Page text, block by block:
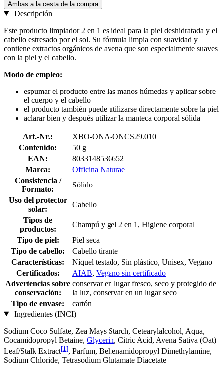
Ambas a la cesta de la compra
Descripción
Este producto limpiador 2 en 1 es ideal para la piel deshidratada y el
cabello estresado por el sol. Su fórmula limpia con suavidad y
contiene extractos orgánicos de avena que son especialmente suaves
con la piel y el cabello.
Modo de empleo:
espumar el producto entre las manos húmedas y aplicar sobre
el cuerpo y el cabello
el producto también puede utilizarse directamente sobre la piel
aclarar bien y después utilizar la manteca corporal sólida
Art.-Nr.:
XBO-ONA-ONCS29.010
Contenido:
50 g
EAN:
8033148536652
Marca:
Officina Naturae
Consistencia /
Formato:
Sólido
Uso del protector
solar:
Cabello
Tipos de
productos:
Champú y gel 2 en 1, Higiene corporal
Tipo de piel:
Piel seca
Tipo de cabello:
Cabello tirante
Características:
Níquel testado, Sin plástico, Unisex, Vegano
Certificados:
AIAB, Vegano sin certificado
Advertencias sobre
conservación:
conservar en lugar fresco, seco y protegido de
la luz, conservar en un lugar seco
Tipo de envase:
cartón
Ingredientes (INCI)
Sodium Coco­ Sulfate, Zea Mays Starch, Cetearylalcohol, Aqua,
Cocamidopropyl Betaine, Glycerin, Citric Acid, Avena Sativa (Oat)
Leaf/Stalk Extract[1], Parfum, Behenamidopropyl Dimethylamine,
Sodium Chloride, Tetrasodium Glutamate Diacetate